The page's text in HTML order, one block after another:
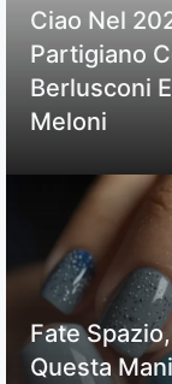
Ciao Nel
Partigiano
Berlusconi
Meloni
Fate
Questa